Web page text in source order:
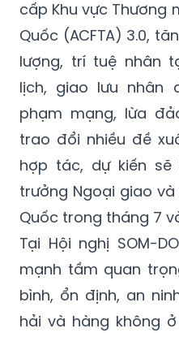
cấp Khu vực Thương
Quốc (ACFTA) 3.0,
lượng, trí tuệ nhân
lịch, giao lưu nhân
phạm mạng, lừa
trao đổi nhiều đề
hợp tác, dự kiến sẽ
trưởng Ngoại giao và
Quốc trong tháng 7
Tại Hội nghị SOM-
mạnh tầm quan
bình, ổn định, an
hải và hàng không